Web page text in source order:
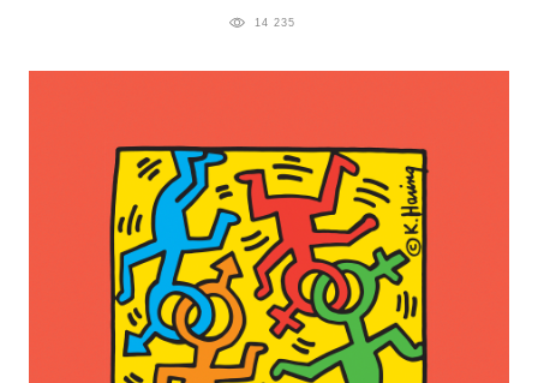
14 235